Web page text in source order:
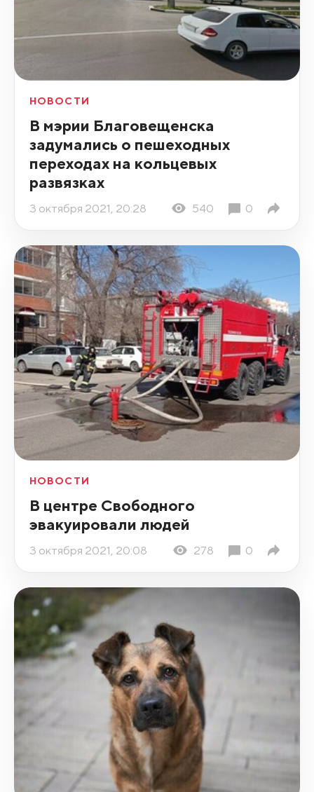
НОВОСТИ
В мэрии Благовещенска
задумались о пешеходных
переходах на кольцевых
развязках
3 октября 2021, 20:28 540 0
НОВОСТИ
В центре Свободного
эвакуировали людей
3 октября 2021, 20:08 278 0